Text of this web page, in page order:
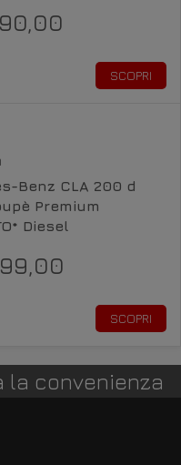
SCOPRI
Benz CLA 200 d
Premium
Diesel
SCOPRI
la convenienza